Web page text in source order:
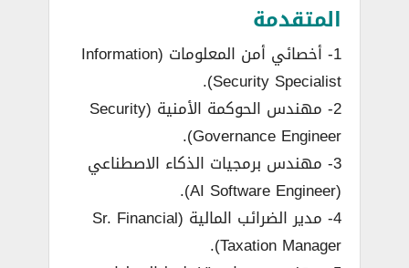
المتقدمة
1- أخصائي أمن المعلومات (Information
Security Specialist).
2- مهندس الحوكمة الأمنية (Security
Governance Engineer).
3- مهندس برمجيات الذكاء الاصطناعي
(AI Software Engineer).
4- مدير الضرائب المالية (Sr. Financial
Taxation Manager).